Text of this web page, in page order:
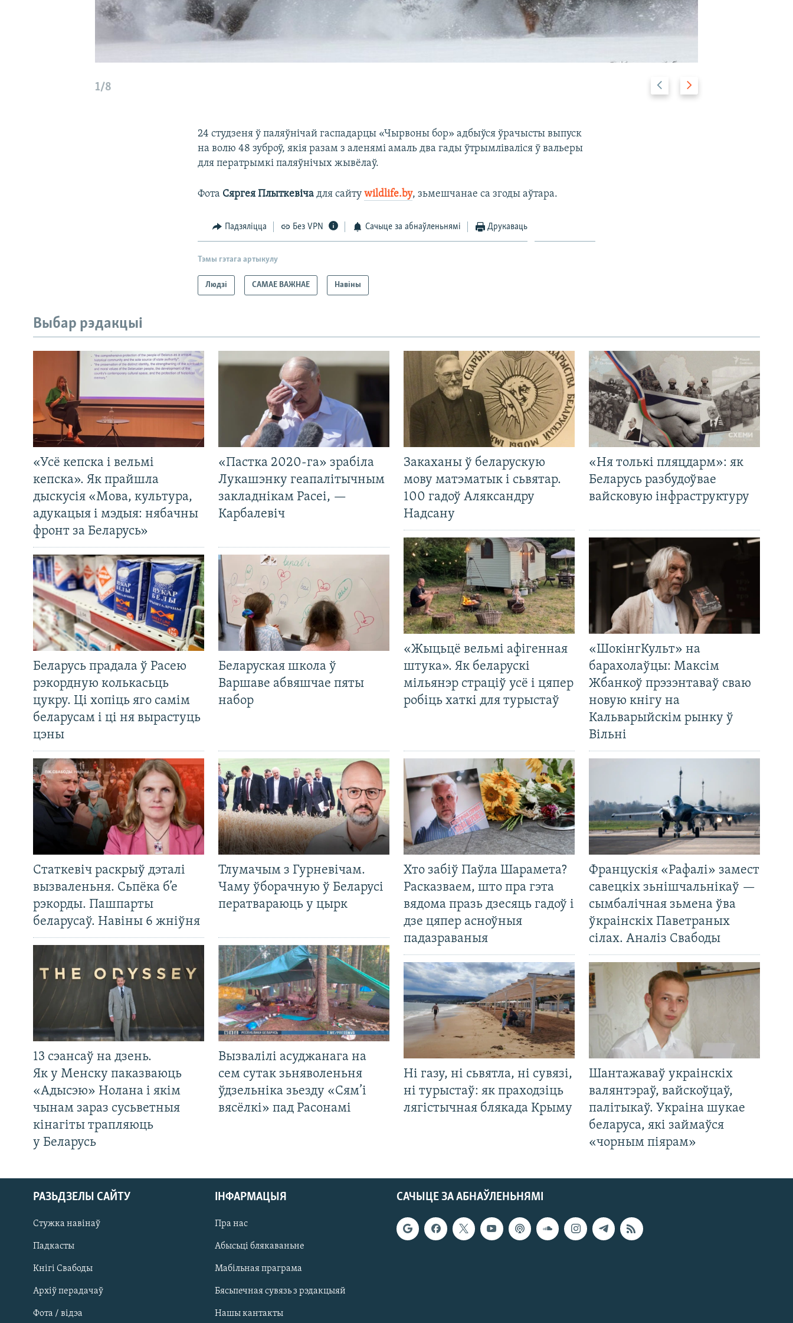
1/8
Previous
slide
Next
slide
24 студзеня ў паляўнічай гаспадарцы «Чырвоны бор» адбыўся ўрачысты выпуск
на волю 48 зуброў, якія разам з аленямі амаль два гады ўтрымліваліся ў вальеры
для ператрымкі паляўнічых жывёлаў. ​
Фота Сяргея Плыткевіча для сайтуwildlife.by, зьмешчанае са згоды аўтара.
Падзяліцца Без VPN Сачыце за абнаўленьнямі Друкаваць
Тэмы гэтага артыкулу
Людзі САМАЕ ВАЖНАЕ Навіны
Выбар рэдакцыі
«Усё кепска і вельмі
кепска». Як прайшла
дыскусія «Мова, культура,
адукацыя і мэдыя: нябачны
фронт за Беларусь»
«Пастка 2020-га» зрабіла
Лукашэнку геапалітычным
закладнікам Расеі, —
Карбалевіч
Беларусь прадала ў Расею
рэкордную колькасьць
цукру. Ці хопіць яго самім
беларусам і ці ня вырастуць
цэны
Беларуская школа ў
Варшаве абвяшчае пяты
набор
Статкевіч раскрыў дэталі
вызваленьня. Сьпёка б’е
рэкорды. Пашпарты
беларусаў. Навіны 6 жніўня
Тлумачым з Гурневічам.
Чаму ўборачную ў Беларусі
ператвараюць у цырк
13 сэансаў на дзень.
Як у Менску паказваюць
«Адысэю» Нолана і якім
чынам зараз сусьветныя
кінагіты трапляюць
у Беларусь
Вызвалілі асуджанага на
сем сутак зьняволеньня
ўдзельніка зьезду «Сям’і
вясёлкі» пад Расонамі
Закаханы ў беларускую
мову матэматык і сьвятар.
100 гадоў Аляксандру
Надсану
«Ня толькі пляцдарм»: як
Беларусь разбудоўвае
вайсковую інфраструктуру
«Жыцьцё вельмі афігенная
штука». Як беларускі
мільянэр страціў усё і цяпер
робіць хаткі для турыстаў
«ШокінгКульт» на
барахолаўцы: Максім
Жбанкоў прэзэнтаваў сваю
новую кнігу на
Кальварыйскім рынку ў
Вільні
Хто забіў Паўла Шарамета?
Расказваем, што пра гэта
вядома празь дзесяць гадоў і
дзе цяпер асноўныя
падазраваныя
Францускія «Рафалі» замест
савецкіх зьнішчальнікаў —
сымбалічная зьмена ўва
ўкраінскіх Паветраных
сілах. Аналіз Свабоды
Ні газу, ні сьвятла, ні сувязі,
ні турыстаў: як праходзіць
лягістычная блякада Крыму
Шантажаваў украінскіх
валянтэраў, вайскоўцаў,
палітыкаў. Украіна шукае
беларуса, які займаўся
«чорным піярам»
САЧЫЦЕ ЗА АБНАЎЛЕНЬНЯМІ
РАЗЬДЗЕЛЫ САЙТУ
Стужка навінаў
Падкасты
Кнігі Свабоды
Архіў перадачаў
Фота / відэа
ІНФАРМАЦЫЯ
Пра нас
Абысьці блякаваньне
Мабільная праграма
Бясьпечная сувязь з рэдакцыяй
Нашы кантакты